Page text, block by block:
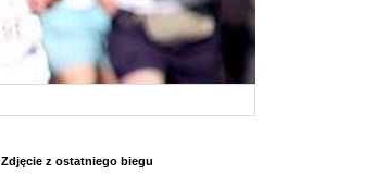
Zdjęcie z ostatniego biegu